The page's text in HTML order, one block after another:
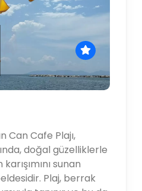
Can Cafe Plajı,
doğal güzelliklerle
sunan
Plaj, berrak